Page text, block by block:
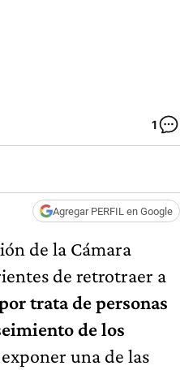
1
Agregar PERFIL en Google
de la Cámara
de retrotraer a
trata de personas
de los
una de las